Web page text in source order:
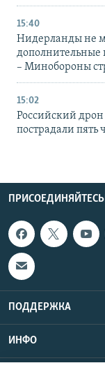
15:40
Нидерланды не
дополнительные
– Минобороны
15:02
Российский
пострадали пять
ПОДДЕРЖКА
ИНФО